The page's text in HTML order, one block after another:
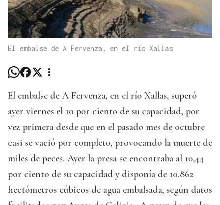
El embalse de A Fervenza, en el río Xallas
El embalse de A Fervenza, en el río Xallas, superó
ayer viernes el 10 por ciento de su capacidad, por
vez primera desde que en el pasado mes de octubre
casi se vació por completo, provocando la muerte de
miles de peces. Ayer la presa se encontraba al 10,44
por ciento de su capacidad y disponía de 10.862
hectómetros cúbicos de agua embalsada, según datos